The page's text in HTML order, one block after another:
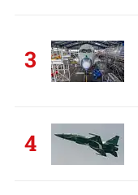
3
4